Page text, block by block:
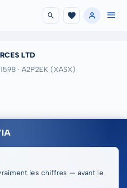
LTD
· A2P2EK (XASX)
les chiffres — avant le